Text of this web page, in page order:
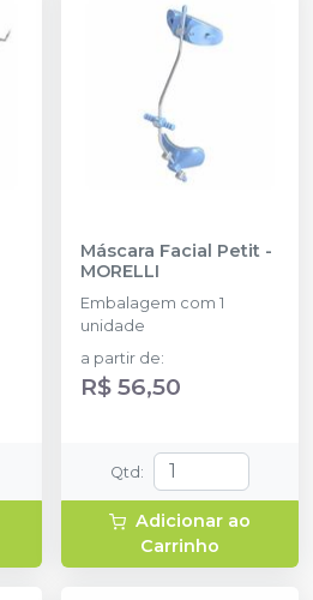
Máscara Facial Petit -
MORELLI
Embalagem com 1
unidade
a partir de:
R$ 56,50
Qtd:
Adicionar ao
Carrinho